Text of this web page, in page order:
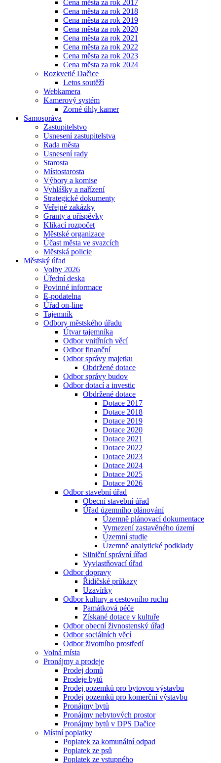
Cena města za rok 2017
Cena města za rok 2018
Cena města za rok 2019
Cena města za rok 2020
Cena města za rok 2021
Cena města za rok 2022
Cena města za rok 2023
Cena města za rok 2024
Rozkvetlé Dačice
Letos soutěží
Webkamera
Kamerový systém
Zorné úhly kamer
Samospráva
Zastupitelstvo
Usnesení zastupitelstva
Rada města
Usnesení rady
Starosta
Místostarosta
Výbory a komise
Vyhlášky a nařízení
Strategické dokumenty
Veřejné zakázky
Granty a příspěvky
Klikací rozpočet
Městské organizace
Účast města ve svazcích
Městská policie
Městský úřad
Volby 2026
Úřední deska
Povinné informace
E-podatelna
Úřad on-line
Tajemník
Odbory městského úřadu
Útvar tajemníka
Odbor vnitřních věcí
Odbor finanční
Odbor správy majetku
Obdržené dotace
Odbor správy budov
Odbor dotací a investic
Obdržené dotace
Dotace 2017
Dotace 2018
Dotace 2019
Dotace 2020
Dotace 2021
Dotace 2022
Dotace 2023
Dotace 2024
Dotace 2025
Dotace 2026
Odbor stavební úřad
Obecní stavební úřad
Úřad územního plánování
Územně plánovací dokumentace
Vymezení zastavěného území
Územní studie
Územně analytické podklady
Silniční správní úřad
Vyvlastňovací úřad
Odbor dopravy
Řidičské průkazy
Uzavírky
Odbor kultury a cestovního ruchu
Památková péče
Získané dotace v kultuře
Odbor obecní živnostenský úřad
Odbor sociálních věcí
Odbor životního prostředí
Volná místa
Pronájmy a prodeje
Prodej domů
Prodeje bytů
Prodej pozemků pro bytovou výstavbu
Prodej pozemků pro komerční výstavbu
Pronájmy bytů
Pronájmy nebytových prostor
Pronájmy bytů v DPS Dačice
Místní poplatky
Poplatek za komunální odpad
Poplatek ze psů
Poplatek ze vstupného